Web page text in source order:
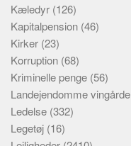
Kæledyr (126)
Kapitalpension (46)
Kirker (23)
Korruption (68)
Kriminelle penge (56)
Landejendomme vingårde
Ledelse (332)
Legetøj (16)